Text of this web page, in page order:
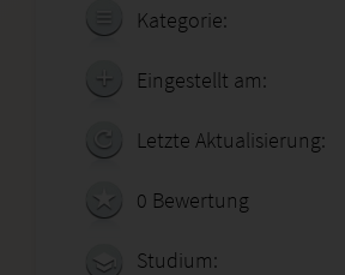
Kategorie:
Eingestellt am:
Letzte Aktualisierung:
0 Bewertung
Studium: